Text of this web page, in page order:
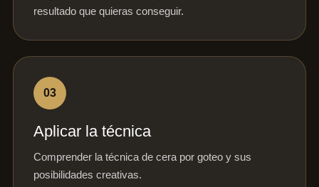
resultado que quieras conseguir.
03
Aplicar la técnica
Comprender la técnica de cera por goteo y sus
posibilidades creativas.